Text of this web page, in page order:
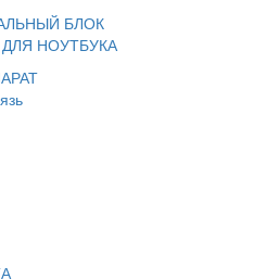
БЛОК
НОУТБУКА